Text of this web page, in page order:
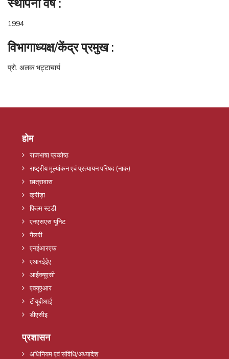
स्‍थापना वर्ष :
1994
विभागाध्‍यक्ष/केंद्र प्रमुख :
प्रो. अलक भट्टाचार्य
होम
राजभाषा प्रकोष्ठ
राष्ट्रीय मूल्यांकन एवं प्रत्यायन परिषद (नाक)
छात्रावास
क्रीड़ा
फिल्म स्टडी
एनएसएस यूनिट
गैलरी
एनईआरएफ
एआरईईए
आईक्यूएसी
एक्यूएआर
टीयूबीआई
डीएसीइ
प्रशासन
अधिनियम एवं संविधि/अध्यादेश